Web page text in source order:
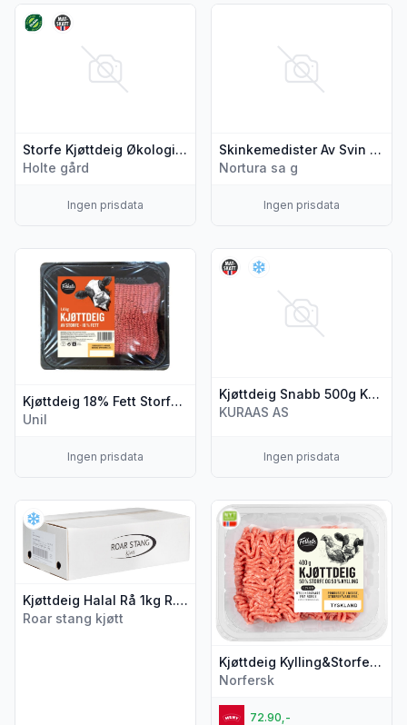
Storfe Kjøttdeig Økologisk Ca500g Holte Gård
Holte gård
Ingen prisdata
Vis flere detaljer for produktet "Storfe Kjøttdeig Økologisk
Skinkemedister Av Svin pr Kg
Nortura sa g
Ingen prisdata
Kjøttdeig 18% Fett Storfe 1,4kg Folkets
Unil
Ingen prisdata
Vis flere detaljer for produktet "Kjøttdeig 18% Fett Storfe
Kjøttdeig Snabb 500g Kuraas
KURAAS AS
Ingen prisdata
Vis flere detaljer for
Kjøttdeig Halal Rå 1kg R.Stang
Roar stang kjøtt
Vis flere detaljer for produktet "Kjøttdeig Halal Rå 1kg
Kjøttdeig Kylling&Storfe 400g Folkets
Norfersk
72.90,-
Vis flere detaljer for